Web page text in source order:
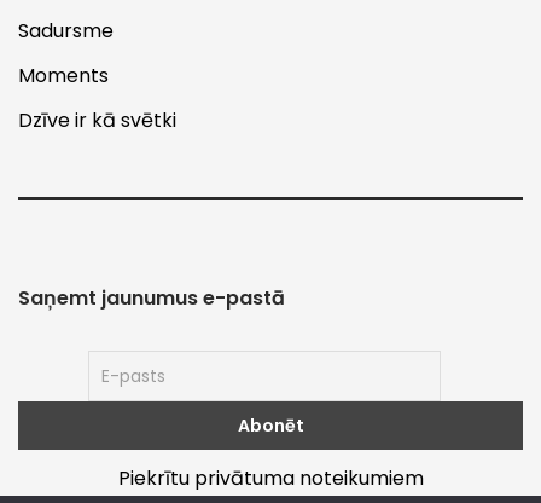
Sadursme
Moments
Dzīve ir kā svētki
Saņemt jaunumus e-pastā
Piekrītu privātuma noteikumiem